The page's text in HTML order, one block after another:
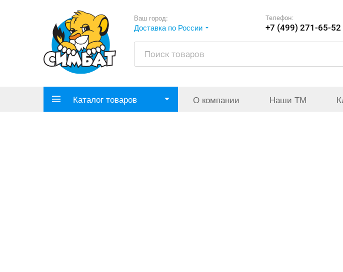
Ваш город:
Доставка по России
Телефон:
+7 (499) 271-65-52
Каталог товаров О компании Наши ТМ